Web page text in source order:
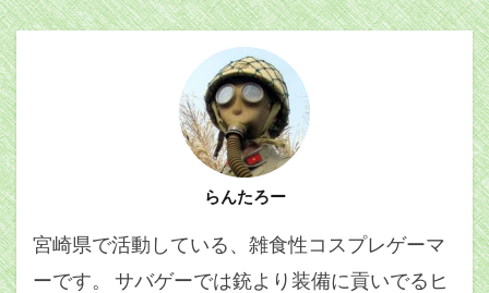
らんたろー
宮崎県で活動している、雑食性コスプレゲーマ
ーです。 サバゲーでは銃より装備に貢いでるヒ